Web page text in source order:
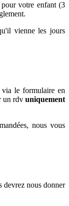
pour votre enfant (3
vienne les jours
via le formulaire en
un rdv uniquement
nous vous
devrez nous donner